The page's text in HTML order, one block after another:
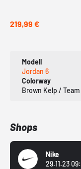
219,99 €
Modell
Jordan 6
Colorway
Brown Kelp /
Shops
Nike
29.11.23